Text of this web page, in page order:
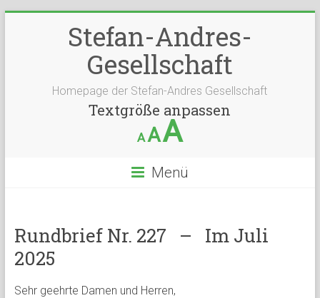
Stefan-Andres-
Gesellschaft
Homepage der Stefan-Andres Gesellschaft
Textgröße anpassen
AAA
Menü
Rundbrief Nr. 227 – Im Juli
2025
Sehr geehrte Damen und Herren,